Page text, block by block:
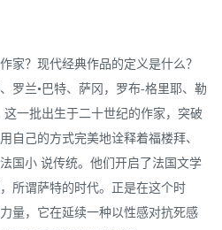
家？现代经典作品的定义是什么？
罗兰•巴特、萨冈，罗布-格里耶、勒
一批出生于二十世纪的作家，突破
自己的方式完美地诠释着福楼拜、
国小 说传统。他们开启了法国文学
所谓萨特的时代。正是在这个时
量，它在延续一种以性感对抗死感